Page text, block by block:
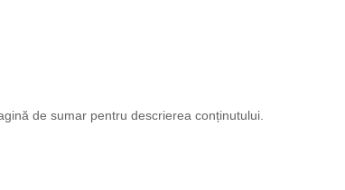
de sumar pentru descrierea conținutului.